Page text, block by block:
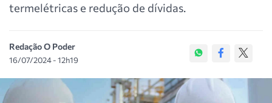
termelétricas e redução de dívidas.
Redação O Poder
16/07/2024 - 12h19